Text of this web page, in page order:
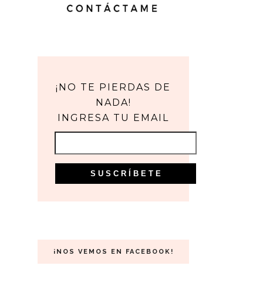
¡NO TE PIERDAS DE
NADA!
INGRESA TU EMAIL
¡NOS VEMOS EN FACEBOOK!